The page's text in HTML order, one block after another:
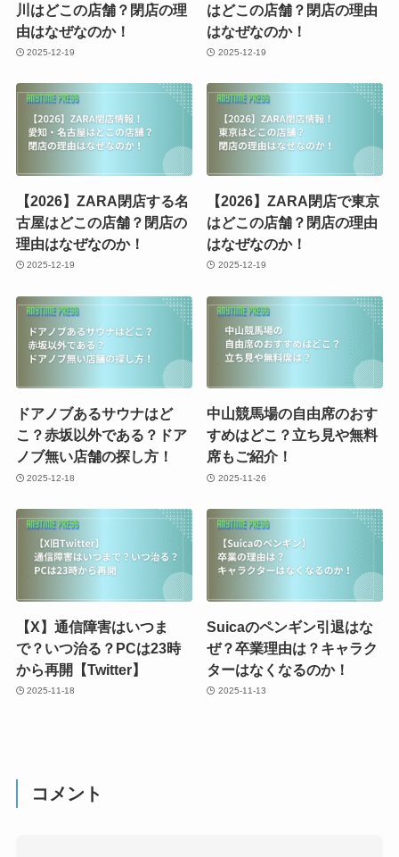
川はどこの店舗？閉店の理
由はなぜなのか！
2025-12-19
はどこの店舗？閉店の理由
はなぜなのか！
2025-12-19
【2026】ZARA閉店する名
古屋はどこの店舗？閉店の
理由はなぜなのか！
2025-12-19
【2026】ZARA閉店で東京
はどこの店舗？閉店の理由
はなぜなのか！
2025-12-19
ドアノブあるサウナはど
こ？赤坂以外である？ドア
ノブ無い店舗の探し方！
2025-12-18
中山競馬場の自由席のおす
すめはどこ？立ち見や無料
席もご紹介！
2025-11-26
【X】通信障害はいつま
で？いつ治る？PCは23時
から再開【Twitter】
2025-11-18
Suicaのペンギン引退はな
ぜ？卒業理由は？キャラク
ターはなくなるのか！
2025-11-13
コメント